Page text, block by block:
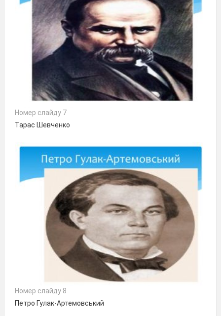
Номер слайду 7
Тарас Шевченко
Номер слайду 8
Петро Гулак-Артемовський